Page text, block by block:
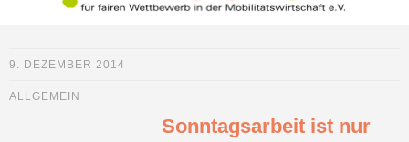
9. DEZEMBER 2014
ALLGEMEIN
Sonntagsarbeit ist nur